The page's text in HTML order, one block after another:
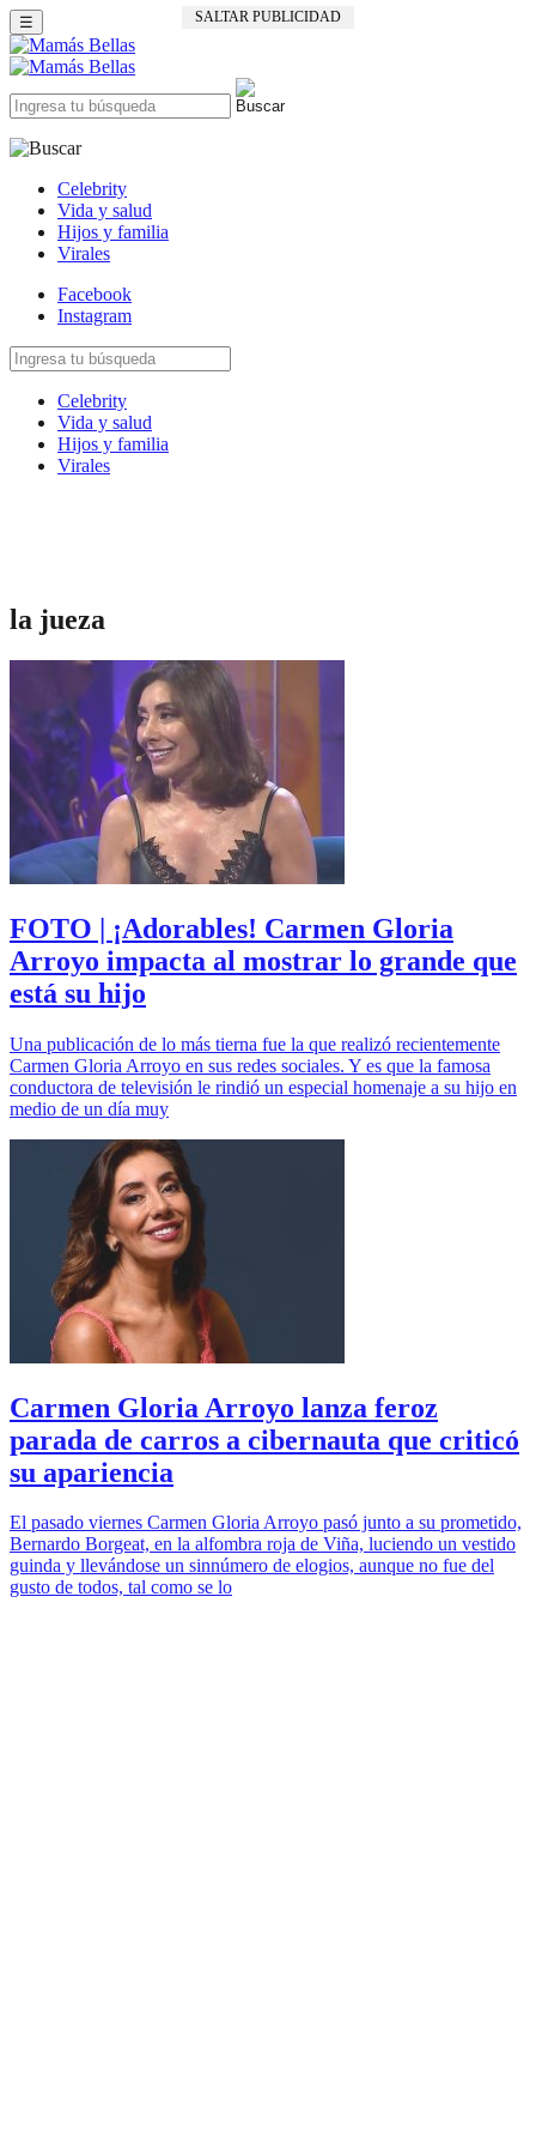
SALTAR PUBLICIDAD
☰
Celebrity
Vida y salud
Hijos y familia
Virales
Facebook
Instagram
Celebrity
Vida y salud
Hijos y familia
Virales
la jueza
FOTO | ¡Adorables! Carmen Gloria
Arroyo impacta al mostrar lo grande que
está su hijo
Una publicación de lo más tierna fue la que realizó recientemente
Carmen Gloria Arroyo en sus redes sociales. Y es que la famosa
conductora de televisión le rindió un especial homenaje a su hijo en
medio de un día muy
Carmen Gloria Arroyo lanza feroz
parada de carros a cibernauta que criticó
su apariencia
El pasado viernes Carmen Gloria Arroyo pasó junto a su prometido,
Bernardo Borgeat, en la alfombra roja de Viña, luciendo un vestido
guinda y llevándose un sinnúmero de elogios, aunque no fue del
gusto de todos, tal como se lo